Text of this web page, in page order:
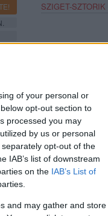
of your personal or
opt-out section to
processed you may
by us or personal
opt-out of the
IAB’s list of downstream
on the IAB’s List of
and may gather and store
SZIGET-
SZEREZZ